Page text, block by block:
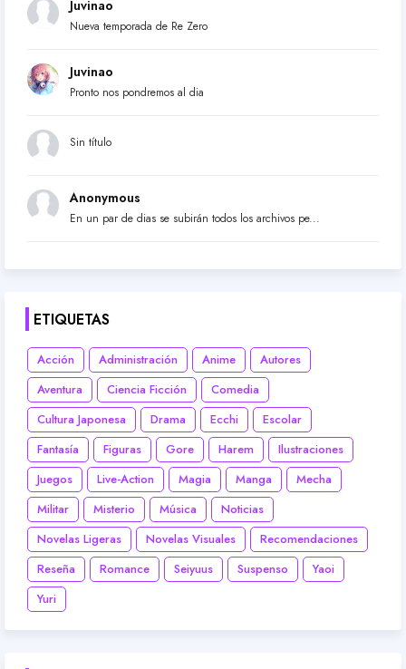
Juvinao
Nueva temporada de Re Zero
Juvinao
Pronto nos pondremos al dia
Sin título
Anonymous
En un par de dias se subirán todos los archivos pe...
ETIQUETAS
Acción Administración Anime
Autores
Aventura
Ciencia Ficción
Comedia
Cultura Japonesa
Drama Ecchi
Escolar
Fantasía
Figuras Gore Harem
Ilustraciones
Juegos
Live-Action Magia Manga
Mecha
Militar
Misterio Música
Noticias
Novelas Ligeras
Novelas Visuales
Recomendaciones
Reseña
Romance Seiyuus Suspenso
Yaoi
Yuri